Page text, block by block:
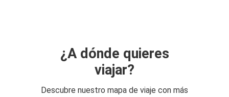
¿A dónde quieres
viajar?
Descubre nuestro mapa de viaje con más